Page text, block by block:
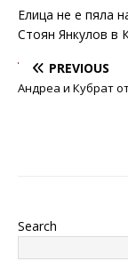
Елица не е пяла
Стоян Янкулов в
PREVIOUS
Андреа и Кубрат
Search